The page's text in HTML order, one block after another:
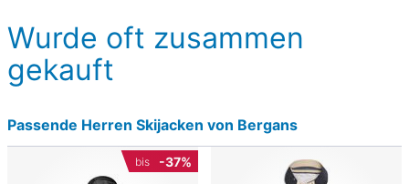
Wurde oft zusammen
gekauft
Passende Herren Skijacken von Bergans
bis -37%